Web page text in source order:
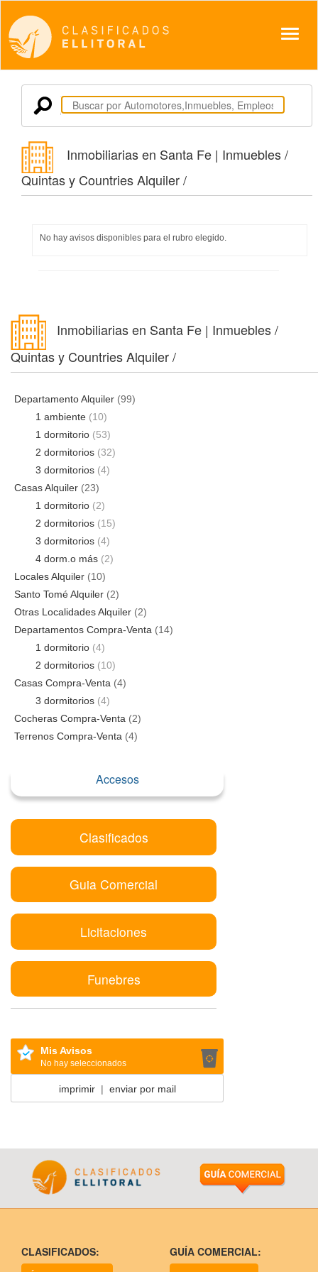
Inmobiliarias en Santa Fe | Inmuebles /
Quintas y Countries Alquiler /
No hay avisos disponibles para el rubro elegido.
Inmobiliarias en Santa Fe | Inmuebles /
Quintas y Countries Alquiler /
Departamento Alquiler (99)
1 ambiente (10)
1 dormitorio (53)
2 dormitorios (32)
3 dormitorios (4)
Casas Alquiler (23)
1 dormitorio (2)
2 dormitorios (15)
3 dormitorios (4)
4 dorm.o más (2)
Locales Alquiler (10)
Santo Tomé Alquiler (2)
Otras Localidades Alquiler (2)
Departamentos Compra-Venta (14)
1 dormitorio (4)
2 dormitorios (10)
Casas Compra-Venta (4)
3 dormitorios (4)
Cocheras Compra-Venta (2)
Terrenos Compra-Venta (4)
Accesos
Clasificados
Guia Comercial
Licitaciones
Funebres
Mis Avisos
No hay seleccionados
imprimir| enviar por mail
CLASIFICADOS:
GUÍA COMERCIAL: